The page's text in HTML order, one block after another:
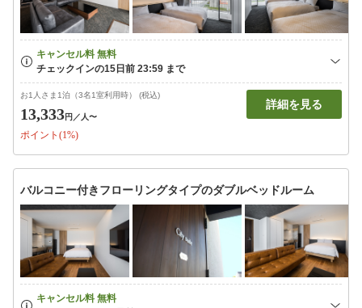
お1人さま1泊（3名1室利用時） (税込)
13,333円 ／人〜
ポイント(1%)
詳細を見る
バルコニー付きフローリングタイプのダブルベッドルーム